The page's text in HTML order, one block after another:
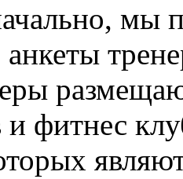
мы
анкеты
и фитнес